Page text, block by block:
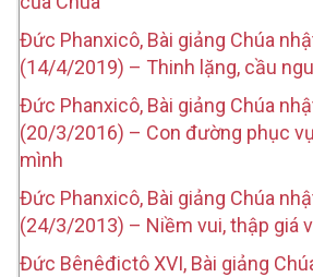
Đức Phanxicô, Bài giảng Chúa
(14/4/2019) – Thinh lặng, cầu
Đức Phanxicô, Bài giảng Chúa
(20/3/2016) – Con đường phục
mình
Đức Phanxicô, Bài giảng Chúa
(24/3/2013) – Niềm vui, thập giá
Đức Bênêđictô XVI, Bài giảng